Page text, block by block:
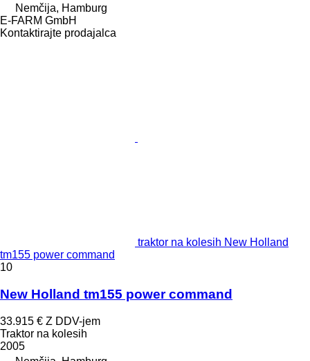
Nemčija, Hamburg
E-FARM GmbH
Kontaktirajte prodajalca
traktor na kolesih New Holland
tm155 power command
10
New Holland tm155 power command
33.915 € Z DDV-jem
Traktor na kolesih
2005